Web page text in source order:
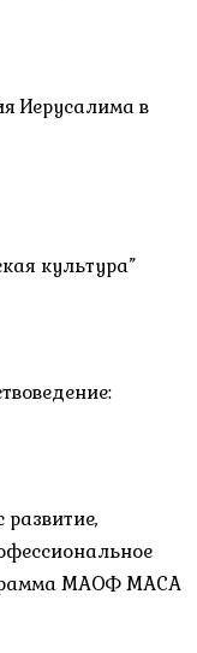
Иерусалима в
культура”
развитие,
МАОФ МАСА